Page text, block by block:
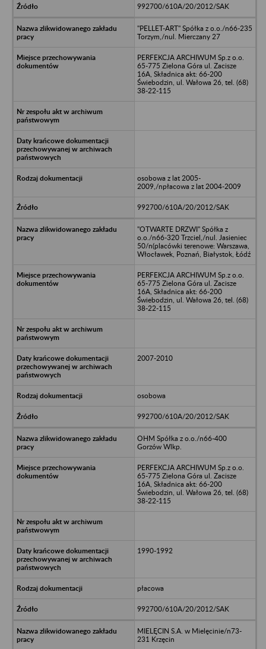
992700/610A/20/2012/SAK
"PELLET-ART" Spółka z o.o./n66-235
Torzym,/nul. Mierczany 27
PERFEKCJA ARCHIWUM Sp.z o.o.
65-775 Zielona Góra ul. Zacisze
16A, Składnica akt: 66-200
Świebodzin, ul. Wałowa 26, tel. (68)
38-22-115
osobowa z lat 2005-
2009,/npłacowa z lat 2004-2009
992700/610A/20/2012/SAK
"OTWARTE DRZWI" Spółka z
o.o./n66-320 Trzciel,/nul. Jasieniec
50/n(placówki terenowe: Warszawa,
Włocławek, Poznań, Białystok, Łódź
PERFEKCJA ARCHIWUM Sp.z o.o.
65-775 Zielona Góra ul. Zacisze
16A, Składnica akt: 66-200
Świebodzin, ul. Wałowa 26, tel. (68)
38-22-115
2007-2010
osobowa
992700/610A/20/2012/SAK
OHM Spółka z o.o./n66-400
Gorzów Wlkp.
PERFEKCJA ARCHIWUM Sp.z o.o.
65-775 Zielona Góra ul. Zacisze
16A, Składnica akt: 66-200
Świebodzin, ul. Wałowa 26, tel. (68)
38-22-115
1990-1992
płacowa
992700/610A/20/2012/SAK
MIELĘCIN S.A. w Mielęcinie/n73-
231 Krzęcin